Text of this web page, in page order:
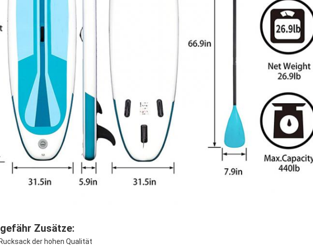
Zusätze:
Rucksack der hohen Qualität